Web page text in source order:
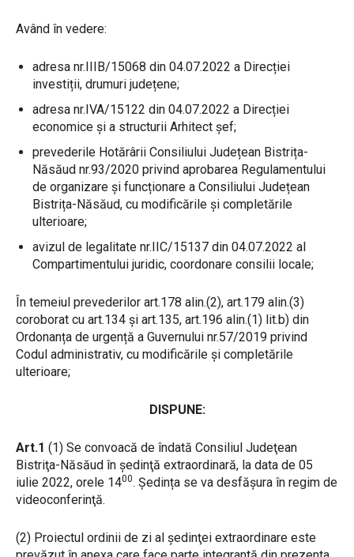
Având în vedere:
adresa nr.IIIB/15068 din 04.07.2022 a Direcției
investiții, drumuri județene;
adresa nr.IVA/15122 din 04.07.2022 a Direcției
economice și a structurii Arhitect șef;
prevederile Hotărârii Consiliului Județean Bistrița-
Năsăud nr.93/2020 privind aprobarea Regulamentului
de organizare și funcționare a Consiliului Județean
Bistrița-Năsăud, cu modificările și completările
ulterioare;
avizul de legalitate nr.IIC/15137 din 04.07.2022 al
Compartimentului juridic, coordonare consilii locale;
În temeiul prevederilor art.178 alin.(2), art.179 alin.(3)
coroborat cu art.134 și art.135, art.196 alin.(1) lit.b) din
Ordonanța de urgență a Guvernului nr.57/2019 privind
Codul administrativ, cu modificările și completările
ulterioare;
DISPUNE:
Art.1 (1) Se convoacă de îndată Consiliul Judeţean
Bistriţa-Năsăud în şedinţă extraordinară, la data de 05
iulie 2022, orele 1400. Ședința se va desfășura în regim de
videoconferinţă.
(2) Proiectul ordinii de zi al şedinţei extraordinare este